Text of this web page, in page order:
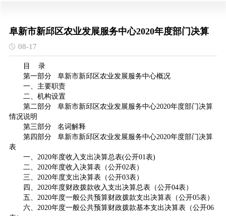
阜新市新邱区农业发展服务中心2020年度部门决算
08-17
目 录
第一部分 阜新市新邱区农业发展服务中心概况
一、主要职责
二、机构设置
第二部分 阜新市新邱区农业发展服务中心2020年度部门决算
情况说明
第三部分 名词解释
第四部分 阜新市新邱区农业发展服务中心2020年度部门决算
表
一、2020年度收入支出决算总表(公开01表)
二、2020年度收入决算表（公开02表）
三、2020年度支出决算表（公开03表）
四、2020年度财政拨款收入支出决算总表（公开04表）
五、2020年度一般公共预算财政拨款支出决算表（公开05表）
六、2020年度一般公共预算财政拨款基本支出决算表（公开06